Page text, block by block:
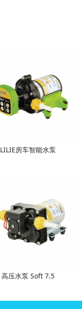
LILIE房车智能水泵
高压水泵 Soft 7.5